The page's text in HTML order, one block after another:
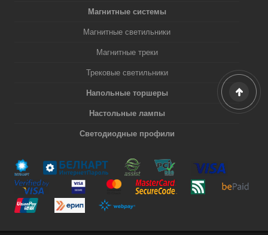
Магнитные системы
Магнитные светильники
Магнитные треки
Трековые светильники
Напольные торшеры
Настольные лампы
Светодиодные профили